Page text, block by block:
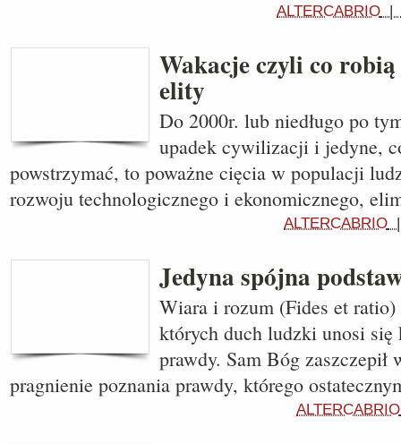
ALTERCABRIO |
Wakacje czyli co
elity
Do 2000r. lub niedługo po
upadek cywilizacji i jedyne,
powstrzymać, to poważne cięcia w populacji
rozwoju technologicznego i ekonomicznego,
ALTERCABRIO
Jedyna spójna
Wiara i rozum (Fides et ratio)
których duch ludzki unosi
prawdy. Sam Bóg zaszczepił
pragnienie poznania prawdy, którego
ALTERCABRIO